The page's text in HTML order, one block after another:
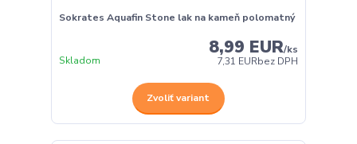
Sokrates Aquafin Stone lak na kameň polomatný
8,99 EUR/ks
7,31 EURbez DPH
Skladom
Zvoliť variant